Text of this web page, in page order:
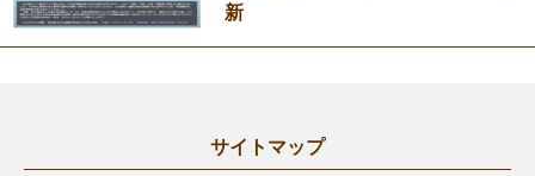
新
サイトマップ